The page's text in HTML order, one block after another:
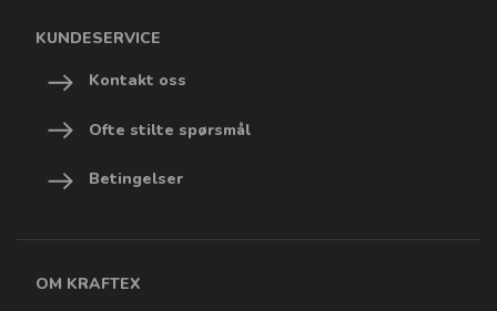
KUNDESERVICE
Kontakt oss
Ofte stilte spørsmål
Betingelser
OM KRAFTEX